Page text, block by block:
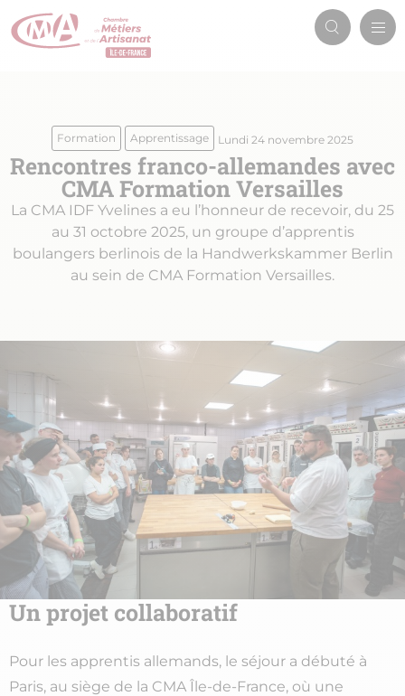
Aller
au
Formation Apprentissage Lundi 24 novembre 2025
Rencontres franco-allemandes avec
CMA Formation Versailles
La CMA IDF Yvelines a eu l’honneur de recevoir, du 25
au 31 octobre 2025, un groupe d’apprentis
boulangers berlinois de la Handwerkskammer Berlin
au sein de CMA Formation Versailles.
Un projet collaboratif
Pour les apprentis allemands, le séjour a débuté à
Paris, au siège de la CMA Île-de-France, où une